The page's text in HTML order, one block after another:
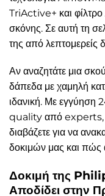
TriActive+ και
σκόνης. Σε αυτή τη
της από λεπτομερείς
Αν αναζητάτε μια
δάπεδα με χαμηλή
ιδανική. Με εγγύηση
quality από experts,
διαβάζετε για να
δοκιμών μας και πώς
Δοκιμή της
Αποδίδει στην